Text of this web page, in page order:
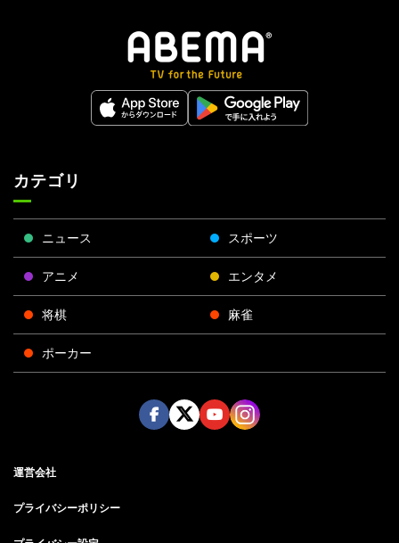
カテゴリ
ニュース スポーツ
アニメ エンタメ
将棋 麻雀
ポーカー
運営会社
プライバシーポリシー